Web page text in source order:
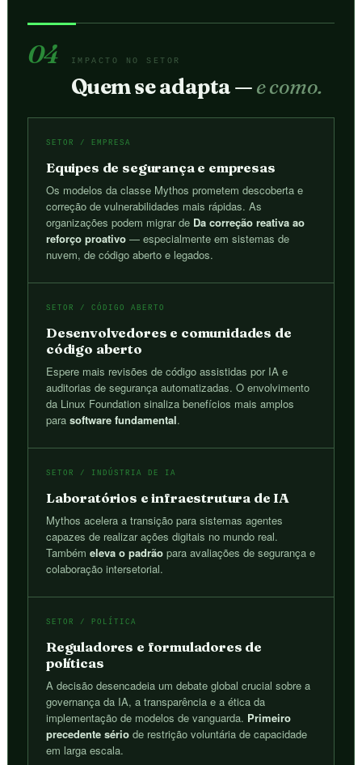
04 IMPACTO NO SETOR
Quem se adapta —e como.
SETOR / EMPRESA
Equipes de segurança e empresas
Os modelos da classe Mythos prometem descoberta e
correção de vulnerabilidades mais rápidas. As
organizações podem migrar de Da correção reativa ao
reforço proativo— especialmente em sistemas de
nuvem, de código aberto e legados.
SETOR / CÓDIGO ABERTO
Desenvolvedores e comunidades de
código aberto
Espere mais revisões de código assistidas por IA e
auditorias de segurança automatizadas. O envolvimento
da Linux Foundation sinaliza benefícios mais amplos
para software fundamental.
SETOR / INDÚSTRIA DE IA
Laboratórios e infraestrutura de IA
Mythos acelera a transição para sistemas agentes
capazes de realizar ações digitais no mundo real.
Também eleva o padrãopara avaliações de segurança e
colaboração intersetorial.
SETOR / POLÍTICA
Reguladores e formuladores de
políticas
A decisão desencadeia um debate global crucial sobre a
governança da IA, a transparência e a ética da
implementação de modelos de vanguarda. Primeiro
precedente sériode restrição voluntária de capacidade
em larga escala.